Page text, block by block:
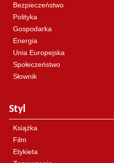
Bezpieczeństwo
Polityka
Gospodarka
Energia
Unia Europejska
Społeczeństwo
Słownik
Styl
Książka
Film
Etykieta